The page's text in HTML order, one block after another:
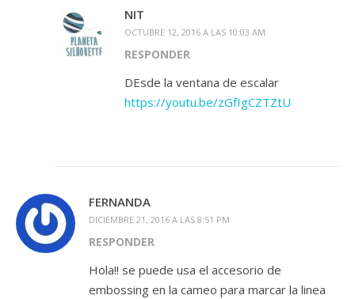
NIT
OCTUBRE 12, 2016 A LAS 10:03 AM
RESPONDER
DEsde la ventana de escalar
https://youtu.be/zGfIgCZTZtU
FERNANDA
DICIEMBRE 21, 2016 A LAS 8:51 PM
RESPONDER
Hola!! se puede usa el accesorio de
embossing en la cameo para marcar la linea